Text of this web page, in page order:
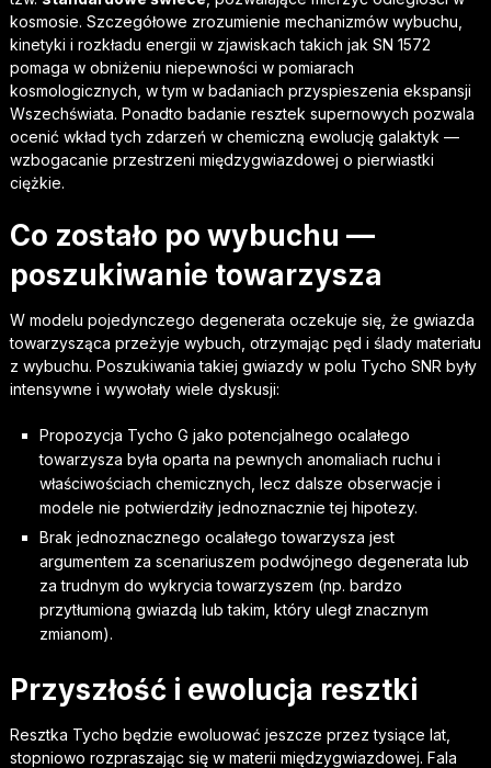
kosmosie. Szczegółowe zrozumienie mechanizmów wybuchu,
kinetyki i rozkładu energii w zjawiskach takich jak SN 1572
pomaga w obniżeniu niepewności w pomiarach
kosmologicznych, w tym w badaniach przyspieszenia ekspansji
Wszechświata. Ponadto badanie resztek supernowych pozwala
ocenić wkład tych zdarzeń w chemiczną ewolucję galaktyk —
wzbogacanie przestrzeni międzygwiazdowej o pierwiastki
ciężkie.
Co zostało po wybuchu —
poszukiwanie towarzysza
W modelu pojedynczego degenerata oczekuje się, że gwiazda
towarzysząca przeżyje wybuch, otrzymając pęd i ślady materiału
z wybuchu. Poszukiwania takiej gwiazdy w polu Tycho SNR były
intensywne i wywołały wiele dyskusji:
Propozycja Tycho G jako potencjalnego ocalałego
towarzysza była oparta na pewnych anomaliach ruchu i
właściwościach chemicznych, lecz dalsze obserwacje i
modele nie potwierdziły jednoznacznie tej hipotezy.
Brak jednoznacznego ocalałego towarzysza jest
argumentem za scenariuszem podwójnego degenerata lub
za trudnym do wykrycia towarzyszem (np. bardzo
przytłumioną gwiazdą lub takim, który uległ znacznym
zmianom).
Przyszłość i ewolucja resztki
Resztka Tycho będzie ewoluować jeszcze przez tysiące lat,
stopniowo rozpraszając się w materii międzygwiazdowej. Fala